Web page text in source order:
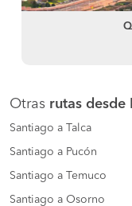
Otras rutas desde
Santiago a Talca
Santiago a Pucón
Santiago a Temuco
Santiago a Osorno